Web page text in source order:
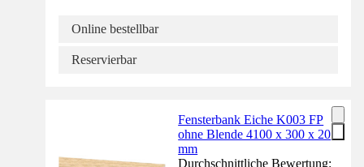
Online bestellbar
Reservierbar
Fensterbank Eiche K003 FP
ohne Blende 4100 x 300 x 20
mm
Durchschnittliche Bewertung: